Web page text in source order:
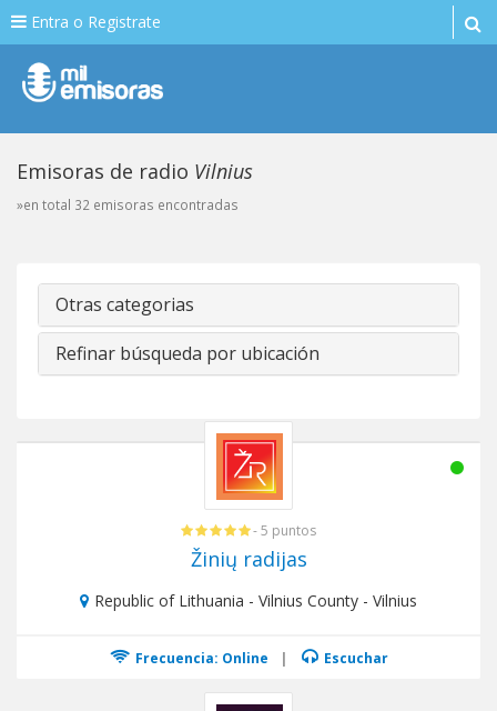
Entra o Registrate
Emisoras de radio Vilnius
»en total 32 emisoras encontradas
Otras categorias
Refinar búsqueda por ubicación
- 5 puntos
Žinių radijas
Republic of Lithuania - Vilnius County - Vilnius
Frecuencia: Online | Escuchar